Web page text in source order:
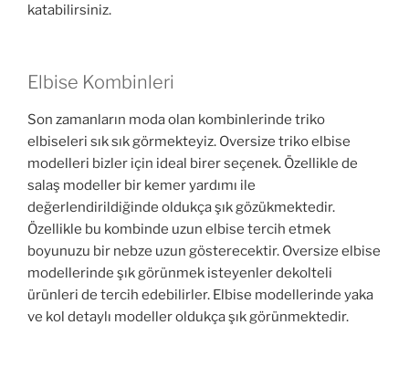
katabilirsiniz.
Elbise Kombinleri
Son zamanların moda olan kombinlerinde triko
elbiseleri sık sık görmekteyiz. Oversize triko elbise
modelleri bizler için ideal birer seçenek. Özellikle de
salaş modeller bir kemer yardımı ile
değerlendirildiğinde oldukça şık gözükmektedir.
Özellikle bu kombinde uzun elbise tercih etmek
boyunuzu bir nebze uzun gösterecektir. Oversize elbise
modellerinde şık görünmek isteyenler dekolteli
ürünleri de tercih edebilirler. Elbise modellerinde yaka
ve kol detaylı modeller oldukça şık görünmektedir.